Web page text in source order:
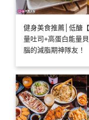
健身美食推薦│低醣
量吐司+高蛋白能量
腦的減脂期神隊友！